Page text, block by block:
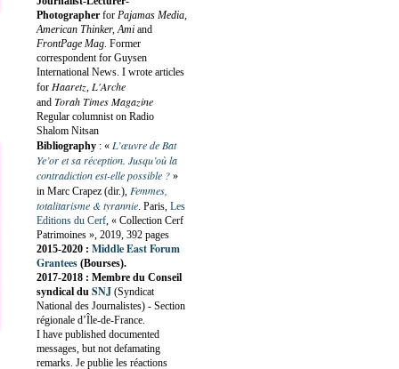
Photographer for Pajamas Media,
American Thinker, Ami and
FrontPage Mag. Former
correspondent for Guysen
International News. I wrote articles
for Haaretz, L'Arche
and Torah Times Magazine
Regular columnist on Radio
Shalom Nitsan
Bibliography : « L’œuvre de Bat
Ye’or et sa réception. Jusqu’où la
contradiction est-elle possible ? »
in Marc Crapez (dir.), Femmes,
totalitarisme & tyrannie. Paris, Les
Editions du Cerf, « Collection Cerf
Patrimoines », 2019, 392 pages
2015-2020 : Middle East Forum
Grantees (Bourses).
2017-2018 : Membre du Conseil
syndical du SNJ (Syndicat
National des Journalistes) - Section
régionale d’Île-de-France.
I have published documented
messages, but not defamating
remarks. Je publie les réactions